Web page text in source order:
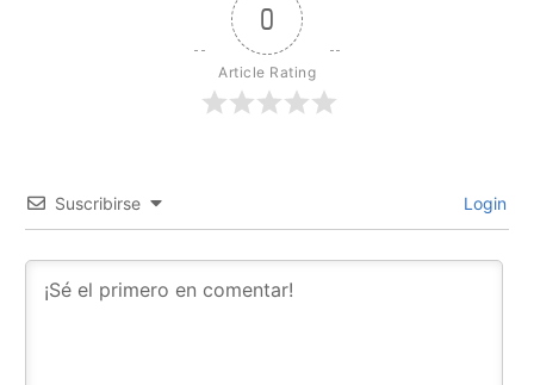
0
Article Rating
Suscribirse Login